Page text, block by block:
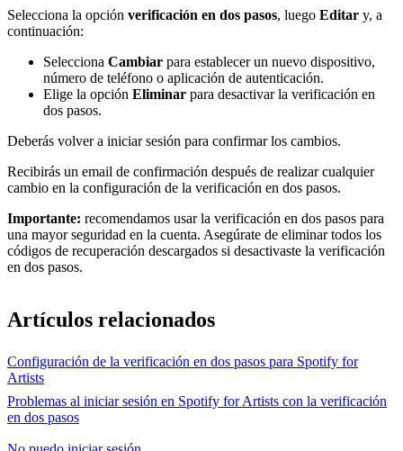
Selecciona la opción verificación en dos pasos, luego Editar y, a
continuación:
Selecciona Cambiar para establecer un nuevo dispositivo,
número de teléfono o aplicación de autenticación.
Elige la opción Eliminar para desactivar la verificación en
dos pasos.
Deberás volver a iniciar sesión para confirmar los cambios.
Recibirás un email de confirmación después de realizar cualquier
cambio en la configuración de la verificación en dos pasos.
Importante: recomendamos usar la verificación en dos pasos para
una mayor seguridad en la cuenta. Asegúrate de eliminar todos los
códigos de recuperación descargados si desactivaste la verificación
en dos pasos.
Artículos relacionados
Configuración de la verificación en dos pasos para Spotify for
Artists
Problemas al iniciar sesión en Spotify for Artists con la verificación
en dos pasos